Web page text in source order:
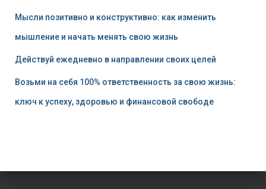
Мысли позитивно и конструктивно: как изменить
мышление и начать менять свою жизнь
Действуй ежедневно в направлении своих целей
Возьми на себя 100% ответственность за свою жизнь:
ключ к успеху, здоровью и финансовой свободе